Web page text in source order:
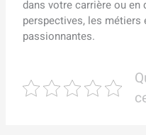
dans votre carrière ou en
perspectives, les
passionnantes.